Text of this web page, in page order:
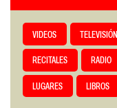
VIDEOS TELEVISIÓN
RECITALES RADIO
LUGARES LIBROS